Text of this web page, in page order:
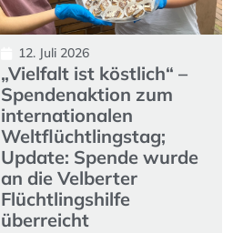
12. Juli 2026
„Vielfalt ist köstlich“ –
Spendenaktion zum
internationalen
Weltflüchtlingstag;
Update: Spende wurde
an die Velberter
Flüchtlingshilfe
überreicht